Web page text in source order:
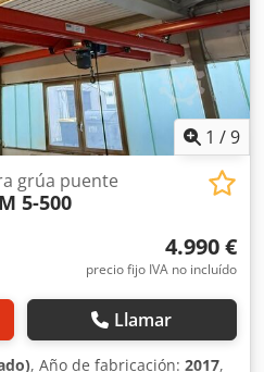
1 /9
grúa puente
5-500
4.990 €
precio fijo IVA no incluído
Llamar
, Año de fabricación: 2017,